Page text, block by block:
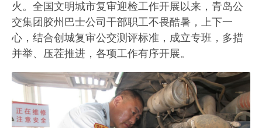
火。全国文明城市复审迎检工作开展以来，青岛公
交集团胶州巴士公司干部职工不畏酷暑，上下一
心，结合创城复审公交测评标准，成立专班，多措
并举、压茬推进，各项工作有序开展。